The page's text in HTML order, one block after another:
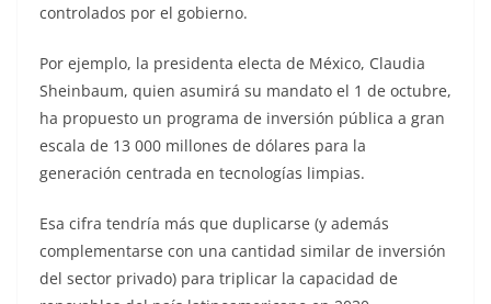
controlados por el gobierno.
Por ejemplo, la presidenta electa de México, Claudia
Sheinbaum, quien asumirá su mandato el 1 de octubre,
ha propuesto un programa de inversión pública a gran
escala de 13 000 millones de dólares para la
generación centrada en tecnologías limpias.
Esa cifra tendría más que duplicarse (y además
complementarse con una cantidad similar de inversión
del sector privado) para triplicar la capacidad de